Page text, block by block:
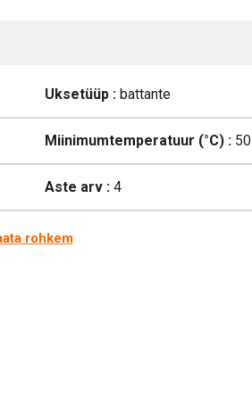
Uksetüüp :battante
Miinimumtemperatuur (°C) :50
Aste arv :4
rohkem